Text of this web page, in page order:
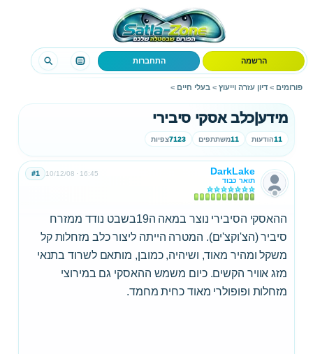
הרשמה התחברות
פורומים > דיון עזרה וייעוץ > בעלי חיים >
מידע|כלב אסקי סיבירי
11הודעות 11משתתפים 7123צפיות
DarkLake
תואר כבוד
10/12/08 16:45
#1
ההאסקי הסיבירי נוצר במאה ה19בשבט נודד ממזרח
סיביר (הצ'וקצ'ים). המטרה הייתה ליצור כלב מזחלות קל
משקל ומהיר מאוד, ושיהיה, כמובן, מותאם לשרוד בתנאי
מזג אוויר הקשים. כיום משמש ההאסקי גם במירוצי
מזחלות ופופולרי מאוד כחית מחמד.